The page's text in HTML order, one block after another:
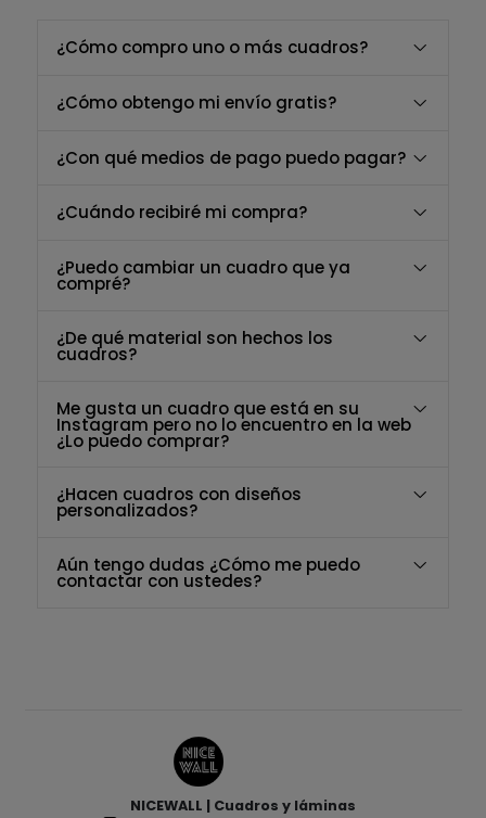
¿Cómo compro uno o más cuadros?
¿Cómo obtengo mi envío gratis?
¿Con qué medios de pago puedo pagar?
¿Cuándo recibiré mi compra?
¿Puedo cambiar un cuadro que ya
compré?
¿De qué material son hechos los
cuadros?
Me gusta un cuadro que está en su
Instagram pero no lo encuentro en la web
¿Lo puedo comprar?
¿Hacen cuadros con diseños
personalizados?
Aún tengo dudas ¿Cómo me puedo
contactar con ustedes?
NICEWALL | Cuadros y láminas